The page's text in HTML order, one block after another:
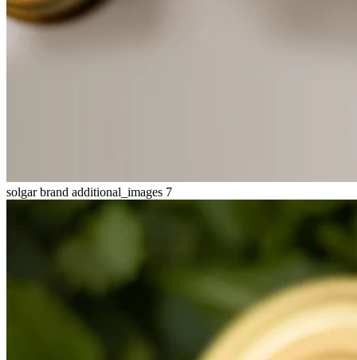
solgar brand additional_images 7